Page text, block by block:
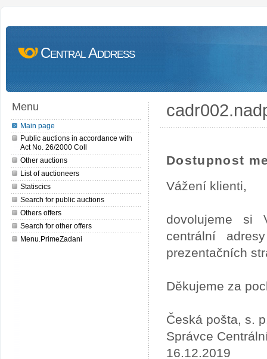
Central Address
Menu
Main page
Public auctions in accordance with
Act No. 26/2000 Coll
Other auctions
List of auctioneers
Statiscics
Search for public auctions
Others offers
Search for other offers
Menu.PrimeZadani
Dostupnost
Vážení klienti,
dovolujeme si
centrální
prezentačních
Děkujeme za
Česká pošta, s.
Správce
16.12.2019